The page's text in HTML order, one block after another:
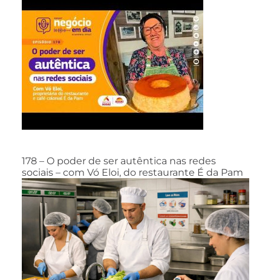
178 – O poder de ser autêntica nas redes
sociais – com Vó Eloi, do restaurante É da Pam